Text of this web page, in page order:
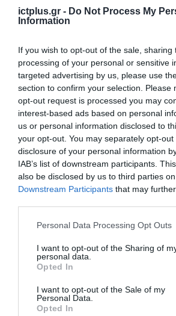
ictplus.gr - Do Not Process My
Information
If you wish to opt-out of the sale, sharing
processing of your personal or sensitive
targeted advertising by us, please use
section to confirm your selection. Please
opt-out request is processed you may
interest-based ads based on personal
us or personal information disclosed to
your opt-out. You may separately opt-
disclosure of your personal information
IAB’s list of downstream participants.
also be disclosed by us to third parties
Downstream Participants that may
Please note that this website/app uses
not limited to your visit or usage
grant or deny consent to Google and its
use your data for below specified
consent section.
Personal Data Processing Opt Outs
I want to opt-out of the Sharing of
personal data.
Opted In
I want to opt-out of the Sale of my
Personal Data.
Opted In
περιοχές, ενώ επεκτείνεται
ενδιαφερόμενοι μπορούν να
αναλυτικά, να ελέγξουν τη
στο σπίτι ή το γραφείο τους
ενεργοποιήσουν εύκολα τις
επιθυμούν στην ιστοσελίδα
τηλεφωνικά στο 13870 ή σε
καταστήματα ΔΕΗ.
TAGS: ΔΕΗ ΔΕΗ FIBER